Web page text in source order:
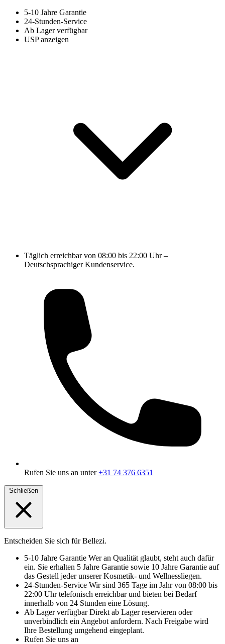
5-10 Jahre Garantie
24-Stunden-Service
Ab Lager verfügbar
USP anzeigen
Täglich erreichbar von 08:00 bis 22:00 Uhr –
Deutschsprachiger Kundenservice.
Rufen Sie uns an unter +31 74 376 6351
Schließen
Entscheiden Sie sich für Bellezi.
5-10 Jahre Garantie Wer an Qualität glaubt, steht auch dafür
ein. Sie erhalten 5 Jahre Garantie sowie 10 Jahre Garantie auf
das Gestell jeder unserer Kosmetik- und Wellnessliegen.
24-Stunden-Service Wir sind 365 Tage im Jahr von 08:00 bis
22:00 Uhr telefonisch erreichbar und bieten bei Bedarf
innerhalb von 24 Stunden eine Lösung.
Ab Lager verfügbarDirekt ab Lager reservieren oder
unverbindlich ein Angebot anfordern. Nach Freigabe wird
Ihre Bestellung umgehend eingeplant.
Rufen Sie uns an